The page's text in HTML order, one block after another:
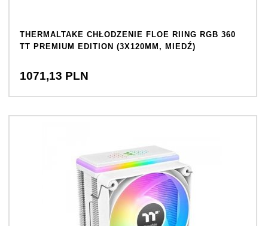
THERMALTAKE CHŁODZENIE FLOE RIING RGB 360
TT PREMIUM EDITION (3X120MM, MIEDŹ)
1071,13 PLN